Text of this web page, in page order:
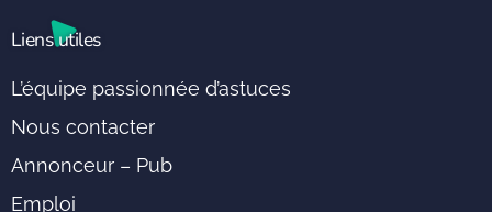
Liens utiles
L’équipe passionnée d’astuces
Nous contacter
Annonceur – Pub
Emploi